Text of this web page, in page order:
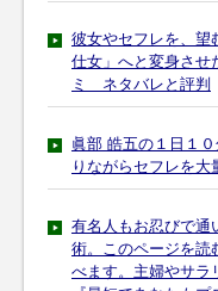
彼女やセフレを、望
仕女」へと変身させ
ミ ネタバレと評判
眞部 皓五の１日１
りながらセフレを大
有名人もお忍びで通
術。このページを読
べます。主婦やサラ